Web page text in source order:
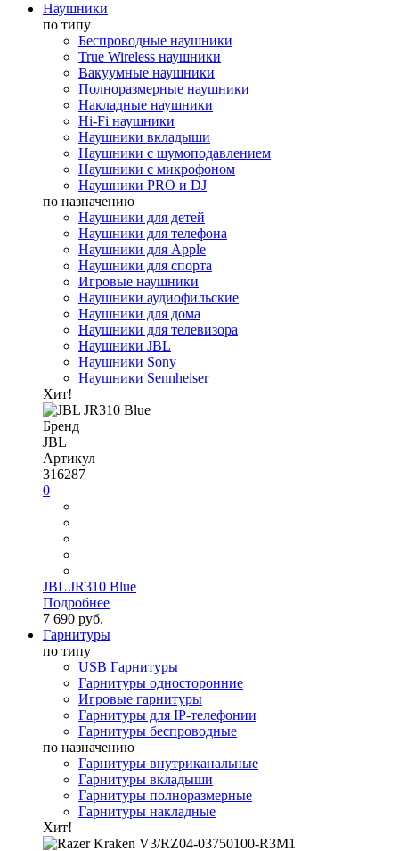
Наушники
по типу
Беспроводные наушники
True Wireless наушники
Вакуумные наушники
Полноразмерные наушники
Накладные наушники
Hi-Fi наушники
Наушники вкладыши
Наушники с шумоподавлением
Наушники с микрофоном
Наушники PRO и DJ
по назначению
Наушники для детей
Наушники для телефона
Наушники для Apple
Наушники для спорта
Игровые наушники
Наушники аудиофильские
Наушники для дома
Наушники для телевизора
Наушники JBL
Наушники Sony
Наушники Sennheiser
Хит!
Бренд
JBL
Артикул
316287
0
JBL JR310 Blue
Подробнее
7 690 руб.
Гарнитуры
по типу
USB Гарнитуры
Гарнитуры односторонние
Игровые гарнитуры
Гарнитуры для IP-телефонии
Гарнитуры беспроводные
по назначению
Гарнитуры внутриканальные
Гарнитуры вкладыши
Гарнитуры полноразмерные
Гарнитуры накладные
Хит!